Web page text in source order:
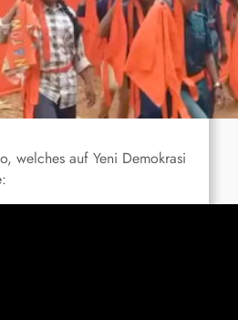
welches auf Yeni Demokrasi